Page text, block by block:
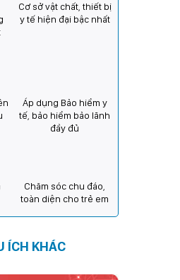
Cơ sở vật chất, thiết bị
y tế hiện đại bậc nhất
Áp dụng Bảo hiểm y
tế, bảo hiểm bảo lãnh
đầy đủ
Chăm sóc chu đáo,
toàn diện cho trẻ em
ÍCH KHÁC